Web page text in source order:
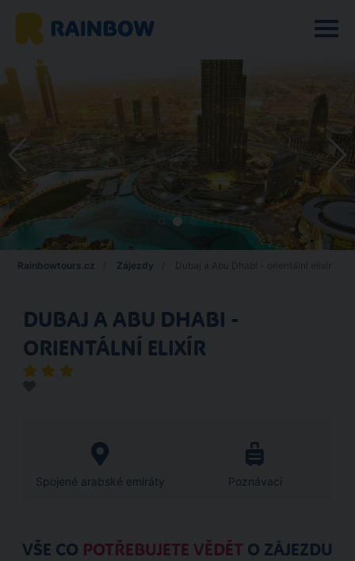
Rainbowtours.cz Zájezdy
DUBAJ A ABU DHABI -
ORIENTÁLNÍ ELIXÍR
Spojené arabské emiráty Poznávací
VŠE CO POTŘEBUJETE VĚDĚT O ZÁJEZDU